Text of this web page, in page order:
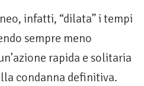
infatti, “dilata” i tempi
sempre meno
rapida e solitaria
condanna definitiva.